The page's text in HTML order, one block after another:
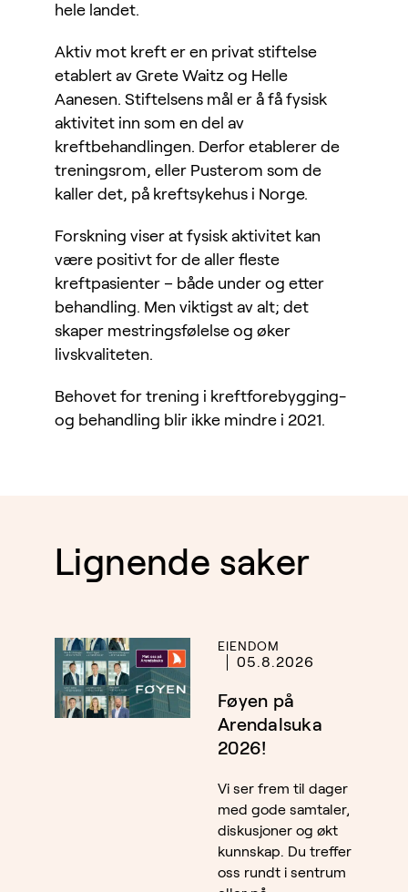
hele landet.
Aktiv mot kreft er en privat stiftelse
etablert av Grete Waitz og Helle
Aanesen. Stiftelsens mål er å få fysisk
aktivitet inn som en del av
kreftbehandlingen. Derfor etablerer de
treningsrom, eller Pusterom som de
kaller det, på kreftsykehus i Norge.
Forskning viser at fysisk aktivitet kan
være positivt for de aller fleste
kreftpasienter – både under og etter
behandling. Men viktigst av alt; det
skaper mestringsfølelse og øker
livskvaliteten.
Behovet for trening i kreftforebygging-
og behandling blir ikke mindre i 2021.
Lignende saker
EIENDOM
05.8.2026
Føyen på
Arendalsuka
2026!
Vi ser frem til dager
med gode samtaler,
diskusjoner og økt
kunnskap. Du treffer
oss rundt i sentrum